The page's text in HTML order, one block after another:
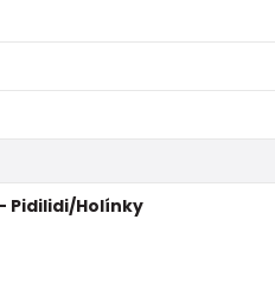
Pidilidi/Holínky